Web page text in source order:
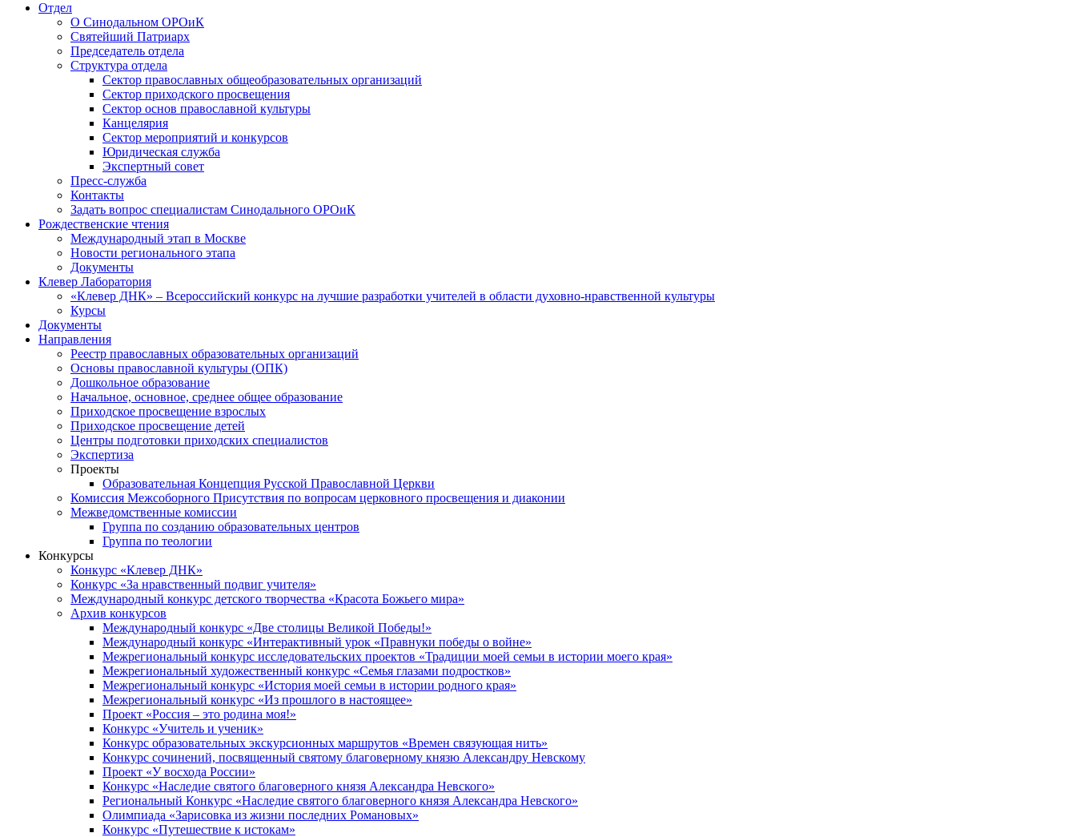
Отдел
О Синодальном ОРОиК
Святейший Патриарх
Председатель отдела
Структура отдела
Сектор православных общеобразовательных организаций
Сектор приходского просвещения
Сектор основ православной культуры
Канцелярия
Сектор мероприятий и конкурсов
Юридическая служба
Экспертный совет
Пресс-служба
Контакты
Задать вопрос специалистам Синодального ОРОиК
Рождественские чтения
Международный этап в Москве
Новости регионального этапа
Документы
Клевер Лаборатория
«Клевер ДНК» – Всероссийский конкурс на лучшие разработки учителей в области духовно-нравственной культуры
Курсы
Документы
Направления
Реестр православных образовательных организаций
Основы православной культуры (ОПК)
Дошкольное образование
Начальное, основное, среднее общее образование
Приходское просвещение взрослых
Приходское просвещение детей
Центры подготовки приходских специалистов
Экспертиза
Проекты
Образовательная Концепция Русской Православной Церкви
Комиссия Межсоборного Присутствия по вопросам церковного просвещения и диаконии
Межведомственные комиссии
Группа по созданию образовательных центров
Группа по теологии
Конкурсы
Конкурс «Клевер ДНК»
Конкурс «За нравственный подвиг учителя»
Международный конкурс детского творчества «Красота Божьего мира»
Архив конкурсов
Международный конкурс «Две столицы Великой Победы!»
Международный конкурс «Интерактивный урок «Правнуки победы о войне»
Межрегиональный конкурс исследовательских проектов «Традиции моей семьи в истории моего края»
Межрегиональный художественный конкурс «Семья глазами подростков»
Межрегиональный конкурс «История моей семьи в истории родного края»
Межрегиональный конкурс «Из прошлого в настоящее»
Проект «Россия – это родина моя!»
Конкурс «Учитель и ученик»
Конкурс образовательных экскурсионных маршрутов «Времен связующая нить»
Конкурс сочинений, посвященный святому благоверному князю Александру Невскому
Проект «У восхода России»
Конкурс «Наследие святого благоверного князя Александра Невского»
Региональный Конкурс «Наследие святого благоверного князя Александра Невского»
Олимпиада «Зарисовка из жизни последних Романовых»
Конкурс «Путешествие к истокам»